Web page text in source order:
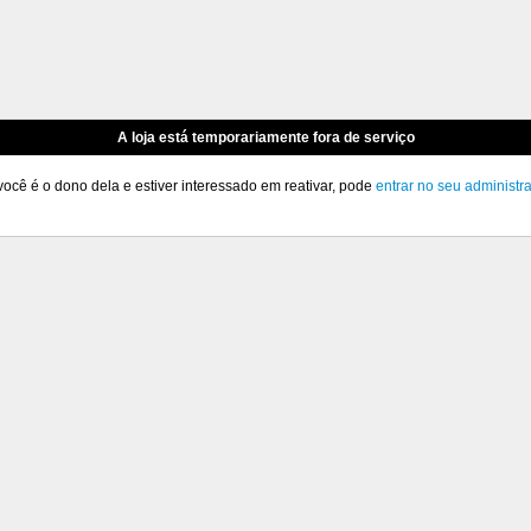
A loja está temporariamente fora de serviço
é o dono dela e estiver interessado em reativar, pode entrar no seu